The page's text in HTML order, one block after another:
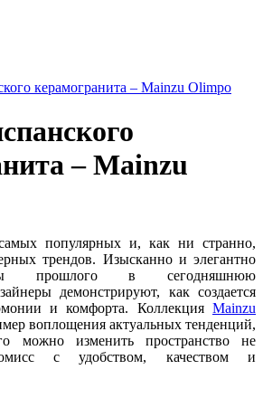
керамогранита – Mainzu Olimpo
– Mainzu
популярных и, как ни странно,
трендов. Изысканно и элегантно
прошлого в сегодняшнюю
демонстрируют, как создается
и комфорта. Коллекция Mainzu
воплощения актуальных тенденций,
можно изменить пространство не
с удобством, качеством и